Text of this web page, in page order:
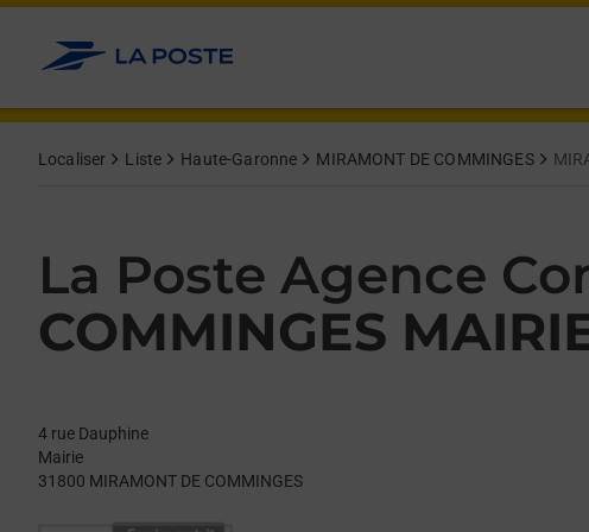
Allez au contenu
Localiser Liste Haute-Garonne MIRAMONT DE COMMINGES
La Poste Agence
COMMINGES
4 rue Dauphine
Mairie
31800 MIRAMONT DE COMMINGES
Day of the WeekHours
Get directions to La Poste Agence Communale at 4 rue Dauphine
lien s'ouvre dans un nouvel onglet